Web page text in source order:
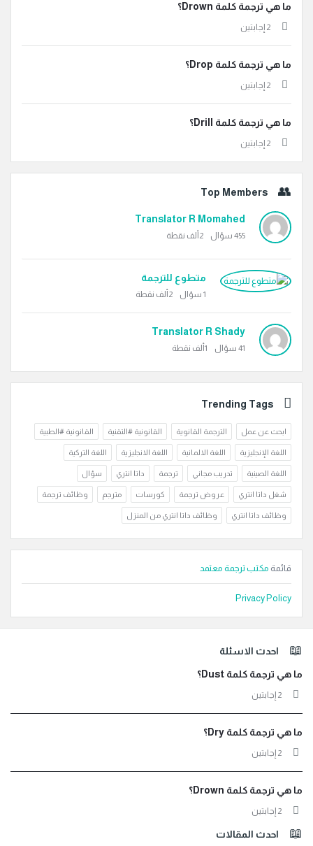
ما هي ترجمة كلمة Drown؟
‫2 إجابتين
ما هي ترجمة كلمة Drop؟
‫2 إجابتين
ما هي ترجمة كلمة Drill؟
‫2 إجابتين
Top Members
Translator R Momahed
455 سؤال 2ألف نقطة
متطوع للترجمة
1 سؤال 2ألف نقطة
Translator R Shady
41 سؤال 1ألف نقطة
Trending Tags
ابحث عن عمل الترجمة القانوية القانونية #التقنية القانونية #الطبية
اللغة الإنجليزية اللغة الالمانية اللغة الانجليزية اللغة التركية
اللغة الصينية تدريب مجاني ترجمة داتا انتري سؤال
شغل داتا انتري عروض ترجمة كورسات مترجم وظائف ترجمة
وظائف داتا انتري وظائف داتا انتري من المنزل
قائمة مكتب ترجمة معتمد
Privacy Policy
الفوتراحدث الاسئلة
ما هي ترجمة كلمة Dust؟
‫2 إجابتين
ما هي ترجمة كلمة Dry؟
‫2 إجابتين
ما هي ترجمة كلمة Drown؟
‫2 إجابتين
احدث المقالات